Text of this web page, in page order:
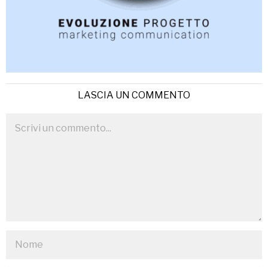
LASCIA UN COMMENTO